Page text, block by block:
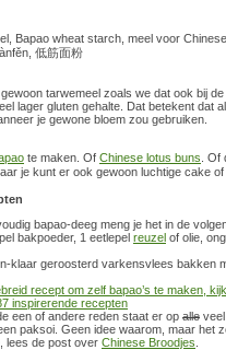
Bapao wheat starch, meel voor
低筋面粉
tarwemeel zoals we dat ook bij
lager gluten gehalte. Dat betekent dat
je gewone bloem zou gebruiken.
te maken. Of Chinese lotus buns .
je kunt er ook gewoon luchtige cake
bapao-deeg meng je het in de
bakpoeder, 1 eetlepel reuzel of olie,
klaar geroosterd varkensvlees bakken
recept om zelf bapao’s te maken,
inspirerende recepten
een of andere reden staat er op alle
paksoi. Geen idee waarom, maar het
lees de post over Chinese Broodjes